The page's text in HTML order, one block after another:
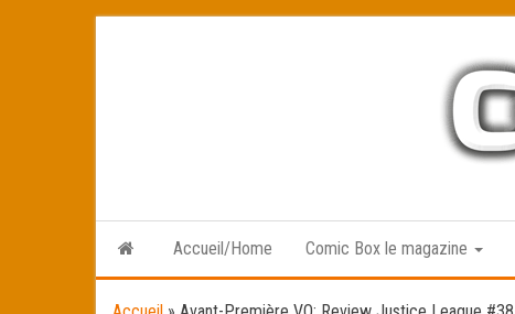
Accueil/Home Comic Box le magazine